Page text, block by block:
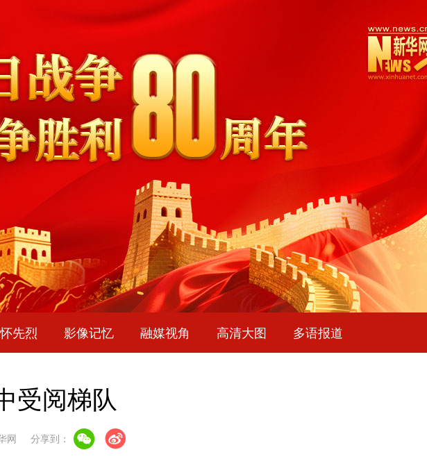
先烈 影像记忆 融媒视角 高清大图 多语报道
受阅梯队
网 分享到：